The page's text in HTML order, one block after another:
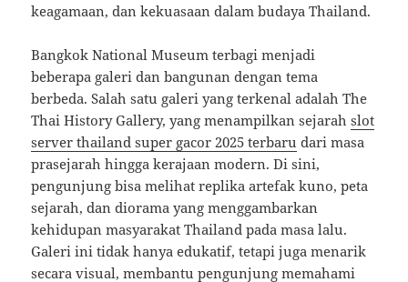
keagamaan, dan kekuasaan dalam budaya Thailand.
Bangkok National Museum terbagi menjadi
beberapa galeri dan bangunan dengan tema
berbeda. Salah satu galeri yang terkenal adalah The
Thai History Gallery, yang menampilkan sejarahslot
server thailand super gacor 2025 terbaru dari masa
prasejarah hingga kerajaan modern. Di sini,
pengunjung bisa melihat replika artefak kuno, peta
sejarah, dan diorama yang menggambarkan
kehidupan masyarakat Thailand pada masa lalu.
Galeri ini tidak hanya edukatif, tetapi juga menarik
secara visual, membantu pengunjung memahami